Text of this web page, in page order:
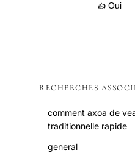
👍 Oui
RECHERCHES
comment axoa de
traditionnelle rapide
general